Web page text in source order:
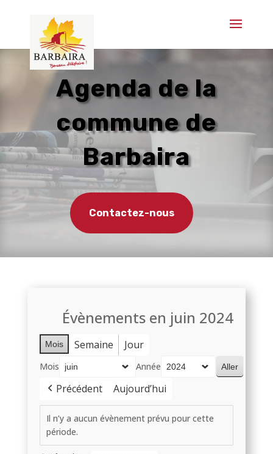
Agenda de la
commune de
Barbaira
Contactez-nous
Évènements en juin 2024
Mois Semaine Jour
Mois Année
Précédent Aujourd’hui
Il n’y a aucun évènement prévu pour cette
période.